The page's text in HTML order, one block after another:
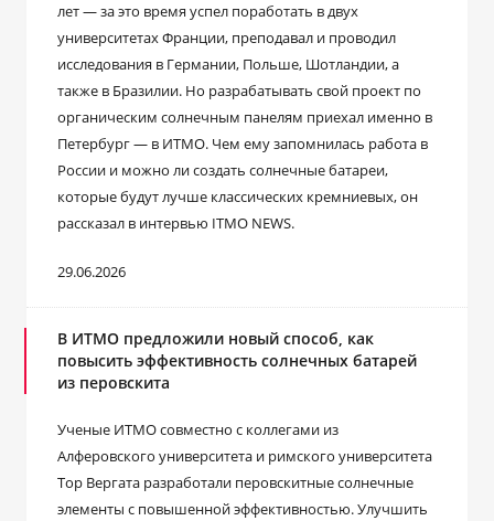
лет ― за это время успел поработать в двух
университетах Франции, преподавал и проводил
исследования в Германии, Польше, Шотландии, а
также в Бразилии. Но разрабатывать свой проект по
органическим солнечным панелям приехал именно в
Петербург ― в ИТМО. Чем ему запомнилась работа в
России и можно ли создать солнечные батареи,
которые будут лучше классических кремниевых, он
рассказал в интервью ITMO NEWS.
29.06.2026
В ИТМО предложили новый способ, как
повысить эффективность солнечных батарей
из перовскита
Ученые ИТМО совместно с коллегами из
Алферовского университета и римского университета
Тор Вергата разработали перовскитные солнечные
элементы с повышенной эффективностью. Улучшить